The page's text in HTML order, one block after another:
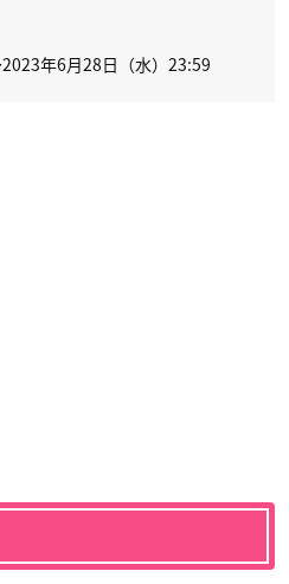
年6月28日（水）23:59